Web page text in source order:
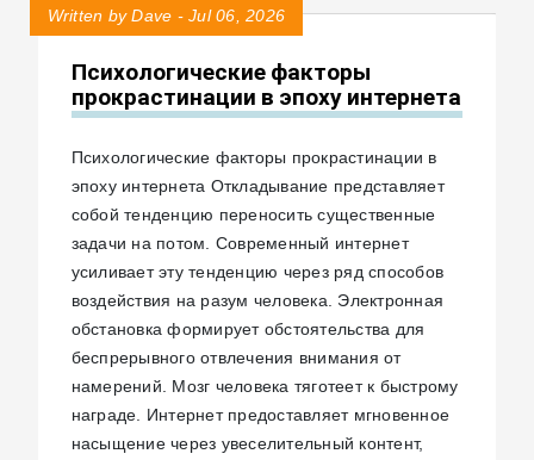
Written by Dave - Jul 06, 2026
Психологические факторы
прокрастинации в эпоху интернета
Психологические факторы прокрастинации в
эпоху интернета Откладывание представляет
собой тенденцию переносить существенные
задачи на потом. Современный интернет
усиливает эту тенденцию через ряд способов
воздействия на разум человека. Электронная
обстановка формирует обстоятельства для
беспрерывного отвлечения внимания от
намерений. Мозг человека тяготеет к быстрому
награде. Интернет предоставляет мгновенное
насыщение через увеселительный контент,